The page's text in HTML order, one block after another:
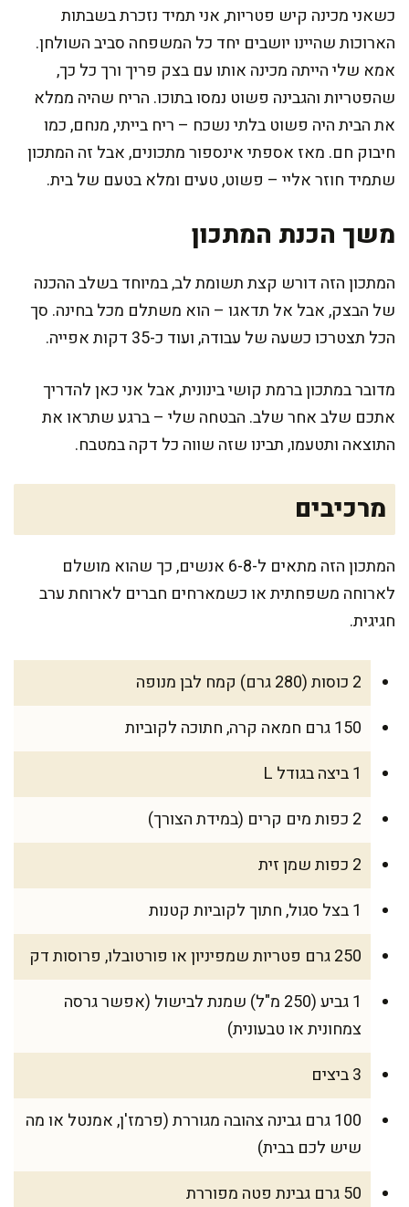
כשאני מכינה קיש פטריות, אני תמיד נזכרת בשבתות
הארוכות שהיינו יושבים יחד כל המשפחה סביב השולחן.
אמא שלי הייתה מכינה אותו עם בצק פריך ורך כל כך,
שהפטריות והגבינה פשוט נמסו בתוכו. הריח שהיה ממלא
את הבית היה פשוט בלתי נשכח – ריח בייתי, מנחם, כמו
חיבוק חם. מאז אספתי אינספור מתכונים, אבל זה המתכון
שתמיד חוזר אליי – פשוט, טעים ומלא בטעם של בית.
משך הכנת המתכון
המתכון הזה דורש קצת תשומת לב, במיוחד בשלב ההכנה
של הבצק, אבל אל תדאגו – הוא משתלם מכל בחינה. סך
הכל תצטרכו כשעה של עבודה, ועוד כ-35 דקות אפייה.
מדובר במתכון ברמת קושי בינונית, אבל אני כאן להדריך
אתכם שלב אחר שלב. הבטחה שלי – ברגע שתראו את
התוצאה ותטעמו, תבינו שזה שווה כל דקה במטבח.
מרכיבים
המתכון הזה מתאים ל-6-8 אנשים, כך שהוא מושלם
לארוחה משפחתית או כשמארחים חברים לארוחת ערב
חגיגית.
2 כוסות (280 גרם) קמח לבן מנופה
150 גרם חמאה קרה, חתוכה לקוביות
1 ביצה בגודל L
2 כפות מים קרים (במידת הצורך)
2 כפות שמן זית
1 בצל סגול, חתוך לקוביות קטנות
250 גרם פטריות שמפיניון או פורטובלו, פרוסות דק
1 גביע (250 מ"ל) שמנת לבישול (אפשר גרסה
צמחונית או טבעונית)
3 ביצים
100 גרם גבינה צהובה מגוררת (פרמז'ן, אמנטל או מה
שיש לכם בבית)
50 גרם גבינת פטה מפוררת